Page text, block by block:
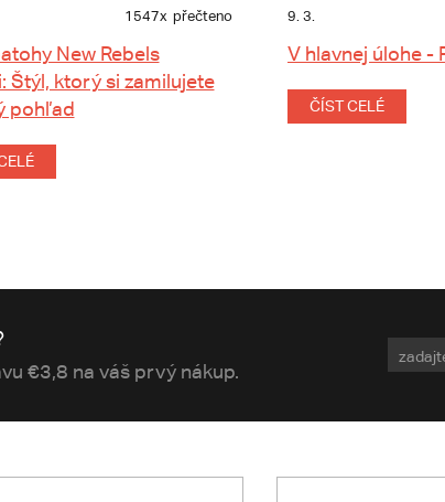
1547x přečteno
New Rebels
Štýl, ktorý si zamilujete
pohľad
9. 3.
V hlavnej úlohe -
ČÍST CELÉ
€3,8 na váš prvý nákup.